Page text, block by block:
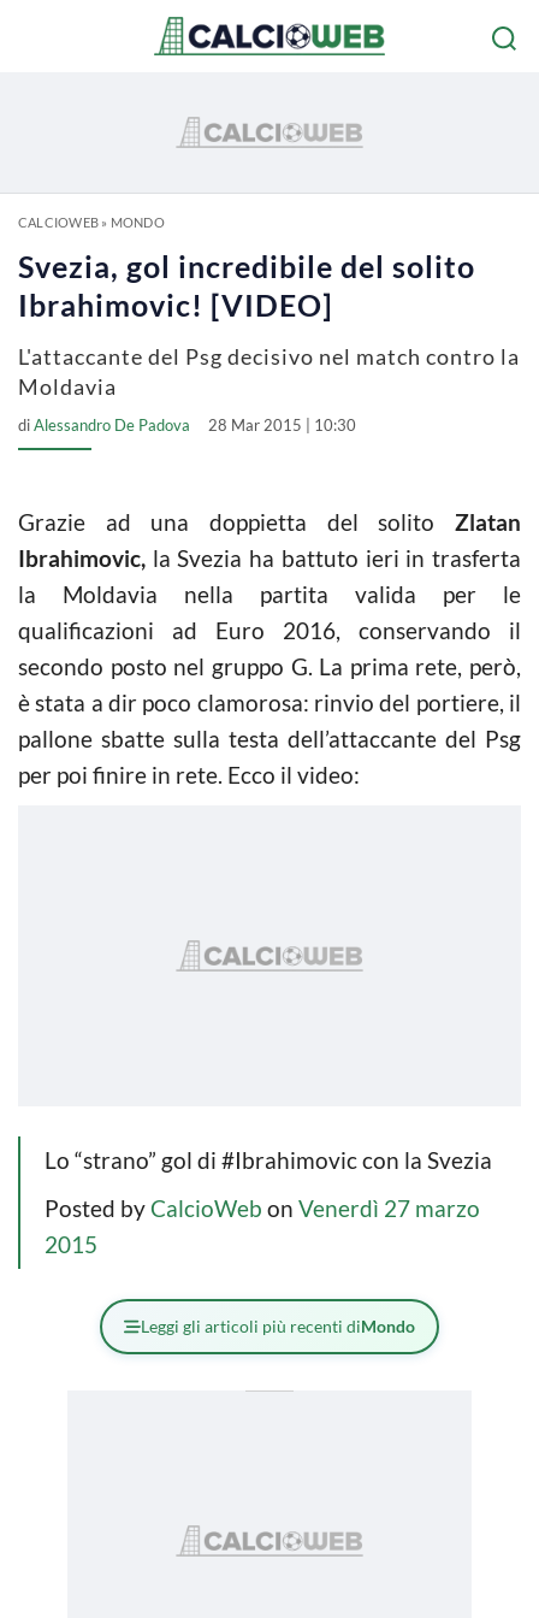
CALCIOWEB» MONDO
Svezia, gol incredibile del solito
Ibrahimovic! [VIDEO]
L'attaccante del Psg decisivo nel match contro la
Moldavia
diAlessandro De Padova 28 Mar 2015 | 10:30
Grazie ad una doppietta del solito Zlatan
Ibrahimovic, la Svezia ha battuto ieri in trasferta
la Moldavia nella partita valida per le
qualificazioni ad Euro 2016, conservando il
secondo posto nel gruppo G. La prima rete, però,
è stata a dir poco clamorosa: rinvio del portiere, il
pallone sbatte sulla testa dell’attaccante del Psg
per poi finire in rete. Ecco il video:
Lo “strano” gol di #Ibrahimovic con la Svezia
Posted by CalcioWeb on Venerdì 27 marzo
2015
Leggi gli articoli più recenti diMondo